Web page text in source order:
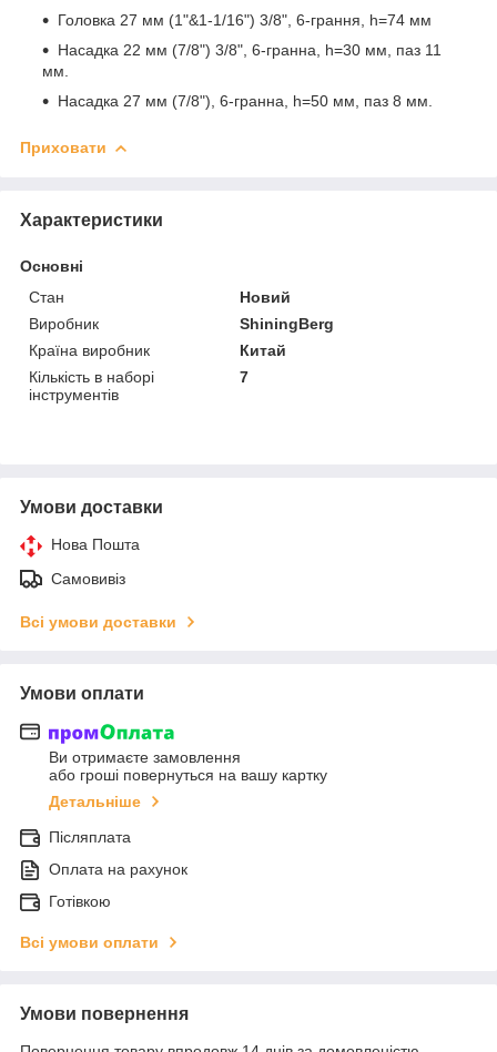
Головка 27 мм (1"&1-1/16") 3/8", 6-грання, h=74 мм
Насадка 22 мм (7/8") 3/8", 6-гранна, h=30 мм, паз 11
мм.
Насадка 27 мм (7/8"), 6-гранна, h=50 мм, паз 8 мм.
Приховати
Характеристики
Основні
Стан
Новий
Виробник
ShiningBerg
Країна виробник
Китай
Кількість в наборі
інструментів
7
Умови доставки
Нова Пошта
Самовивіз
Всі умови доставки
Умови оплати
Ви отримаєте замовлення
або гроші повернуться на вашу картку
Детальніше
Післяплата
Оплата на рахунок
Готівкою
Всі умови оплати
Умови повернення